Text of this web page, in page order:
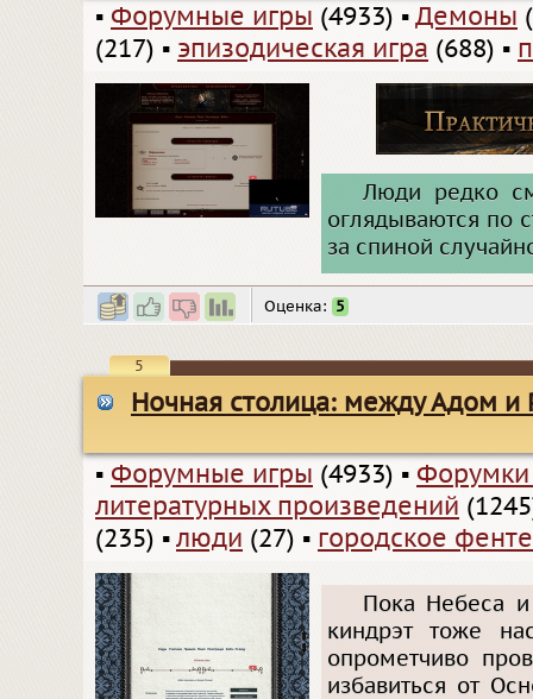
▪ Форумные игры (4933) ▪ Демоны
(217) ▪ эпизодическая игра (688) ▪
Люди редко
оглядываются по
за спиной
Оценка: 5
5
Ночная столица: между Адом и
▪ Форумные игры (4933) ▪
литературных произведений
(235) ▪ люди (27) ▪ городское
Пока Небеса
киндрэт тоже
опрометчиво
избавиться от